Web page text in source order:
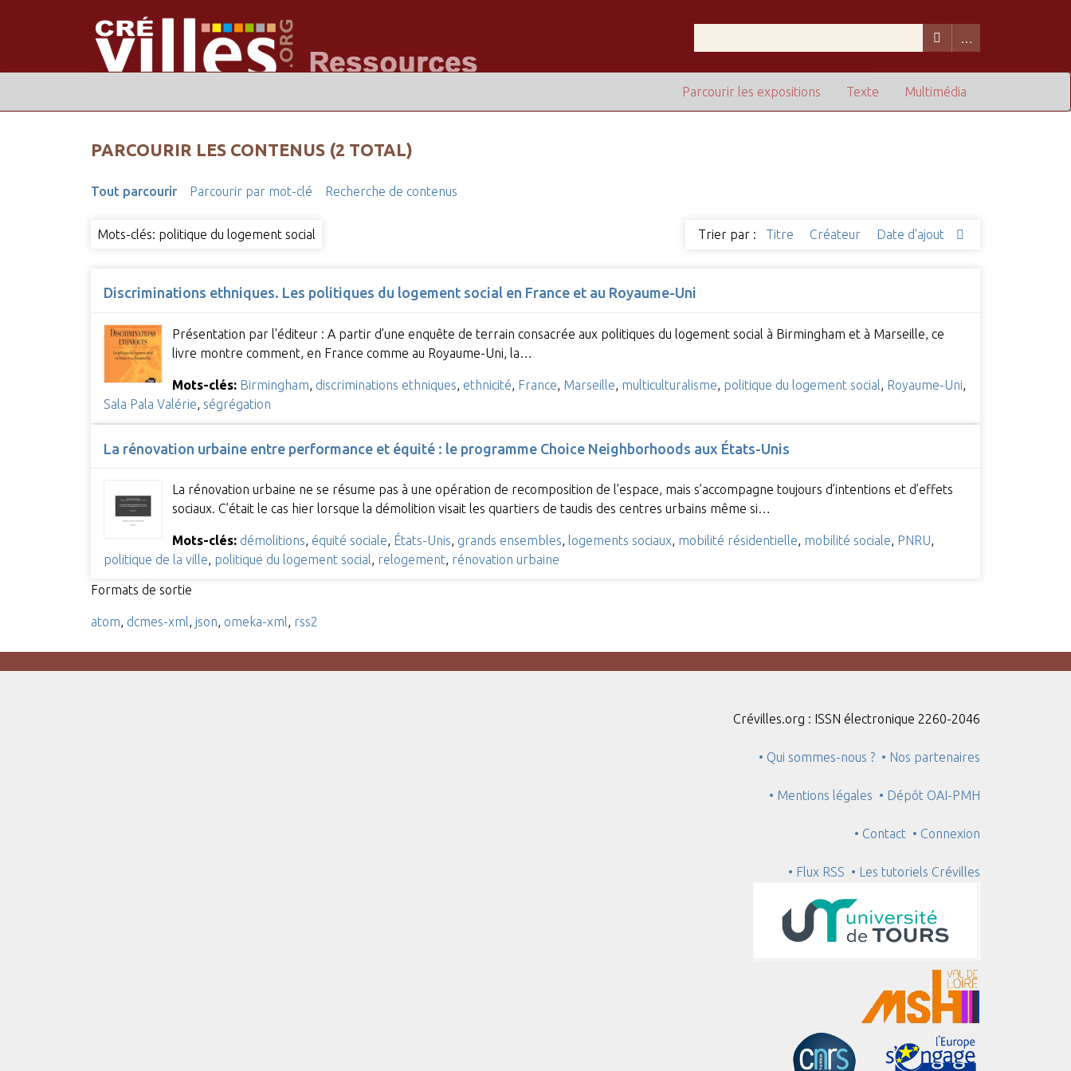
Multimédia
Texte
Parcourir les expositions
PARCOURIR LES CONTENUS (2 TOTAL)
Tout parcourir Parcourir par mot-clé Recherche de contenus
Mots-clés: politique du logement social Trier par : Titre Créateur Date d'ajout
Discriminations ethniques. Les politiques du logement social en France et au Royaume-Uni
Présentation par l'éditeur : A partir d’une enquête de terrain consacrée aux politiques du logement social à Birmingham et à Marseille, ce
livre montre comment, en France comme au Royaume-Uni, la…
Mots-clés: Birmingham discriminations ethniques ethnicité France Marseille multiculturalisme politique du logement social Royaume-Uni
Sala Pala Valérie ségrégation
La rénovation urbaine entre performance et équité : le programme Choice Neighborhoods aux États-Unis
La rénovation urbaine ne se résume pas à une opération de recomposition de l’espace, mais s’accompagne toujours d’intentions et d’effets
sociaux. C’était le cas hier lorsque la démolition visait les quartiers de taudis des centres urbains même si…
Mots-clés: démolitions, équité sociale, États-Unis, grands ensembles, logements sociaux, mobilité résidentielle, mobilité sociale, PNRU,
politique de la ville, politique du logement social, relogement, rénovation urbaine
Formats de sortie
atom, dcmes-xml, json, omeka-xml, rss2
Crévilles.org : ISSN électronique 2260-2046
• Qui sommes-nous ? • Nos partenaires
• Mentions légales • Dépôt OAI-PMH
• Contact • Connexion
• Flux RSS • Les tutoriels Crévilles